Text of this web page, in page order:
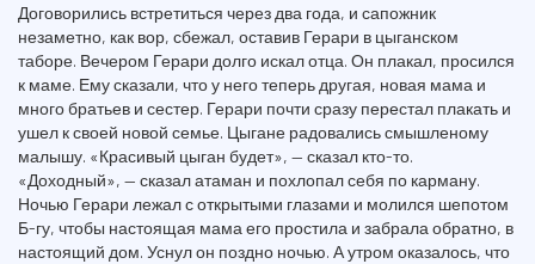
Договорились встретиться через два года, и сапожник
незаметно, как вор, сбежал, оставив Герари в цыганском
таборе. Вечером Герари долго искал отца. Он плакал, просился
к маме. Ему сказали, что у него теперь другая, новая мама и
много братьев и сестер. Герари почти сразу перестал плакать и
ушел к своей новой семье. Цыгане радовались смышленому
малышу. «Красивый цыган будет», — сказал кто-то.
«Доходный», — сказал атаман и похлопал себя по карману.
Ночью Герари лежал с открытыми глазами и молился шепотом
Б-гу, чтобы настоящая мама его простила и забрала обратно, в
настоящий дом. Уснул он поздно ночью. А утром оказалось, что